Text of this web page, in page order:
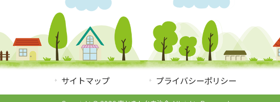
サイトマップ プライバシーポリシー